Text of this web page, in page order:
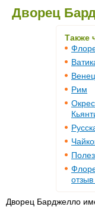
Дворец
Также
Рим
Дворец Барджелло